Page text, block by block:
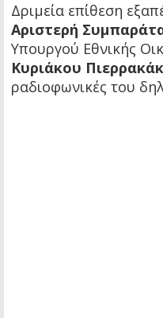
Δριμεία επίθεση
Αριστερή
Υπουργού Εθνικής
Κυριάκου
ραδιοφωνικές του